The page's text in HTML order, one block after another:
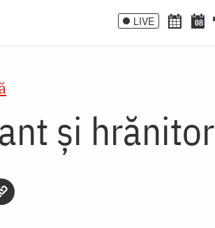
LIVE 08
și hrănitor